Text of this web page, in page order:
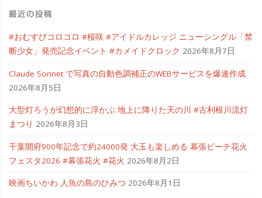
ン
タ
フ
ェ
最近の投稿
#おむすびコロコロ #桜咲 #アイドルカレッジ ニューシングル「禁
断少女」発売記念イベント #カメイドクロック 2026年8月7日
Claude Sonnet で写真の自動色調補正のWEBサービスを爆速作成
2026年8月5日
大型灯ろうが幻想的に浮かぶ 地上に降りた天の川 #古利根川流灯
まつり 2026年8月3日
千葉開府900年記念で約24000発 大玉も楽しめる 幕張ビーチ花火
フェスタ2026 #幕張花火 #花火 2026年8月2日
映画ちいかわ 人魚の島のひみつ 2026年8月1日